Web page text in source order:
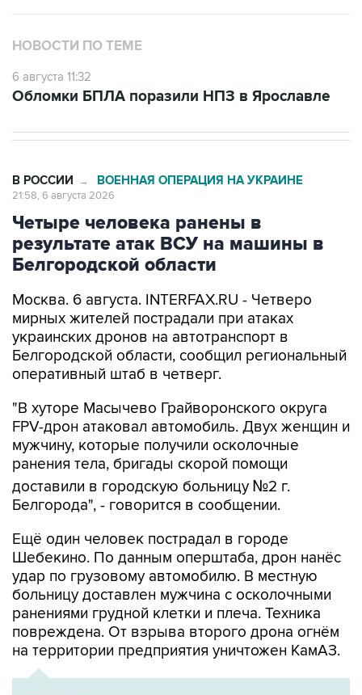
НОВОСТИ ПО ТЕМЕ
6 августа 11:32
Обломки БПЛА поразили НПЗ в Ярославле
В РОССИИ → ВОЕННАЯ ОПЕРАЦИЯ НА УКРАИНЕ
21:58, 6 августа 2026
Четыре человека ранены в
результате атак ВСУ на машины в
Белгородской области
Москва. 6 августа. INTERFAX.RU - Четверо
мирных жителей пострадали при атаках
украинских дронов на автотранспорт в
Белгородской области, сообщил региональный
оперативный штаб в четверг.
"В хуторе Масычево Грайворонского округа
FPV-дрон атаковал автомобиль. Двух женщин и
мужчину, которые получили осколочные
ранения тела, бригады скорой помощи
доставили в городскую больницу №2 г.
Белгорода", - говорится в сообщении.
Ещё один человек пострадал в городе
Шебекино. По данным оперштаба, дрон нанёс
удар по грузовому автомобилю. В местную
больницу доставлен мужчина с осколочными
ранениями грудной клетки и плеча. Техника
повреждена. От взрыва второго дрона огнём
на территории предприятия уничтожен КамАЗ.